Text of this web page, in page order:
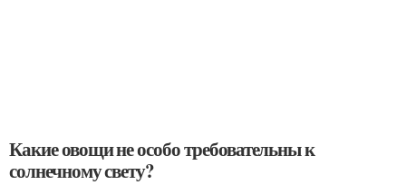
Какие овощи не особо требовательны к
солнечному свету?